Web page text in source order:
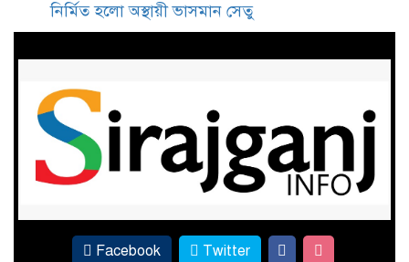
ফের পাটের সুদিন ফিরছে সিরাজগঞ্জে
সামাজিক মাধ্যমে ছবি ভাইরাল, দ্রুত
উদ্যোগে কাজীপুরে নির্মিত হলো
অস্থায়ী ভাসমান সেতু
নির্মিত হলো অস্থায়ী ভাসমান সেতু
Facebook
Twitter